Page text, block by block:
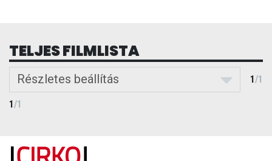
TELJES FILMLISTA
Részletes beállítás 1/1
1/1